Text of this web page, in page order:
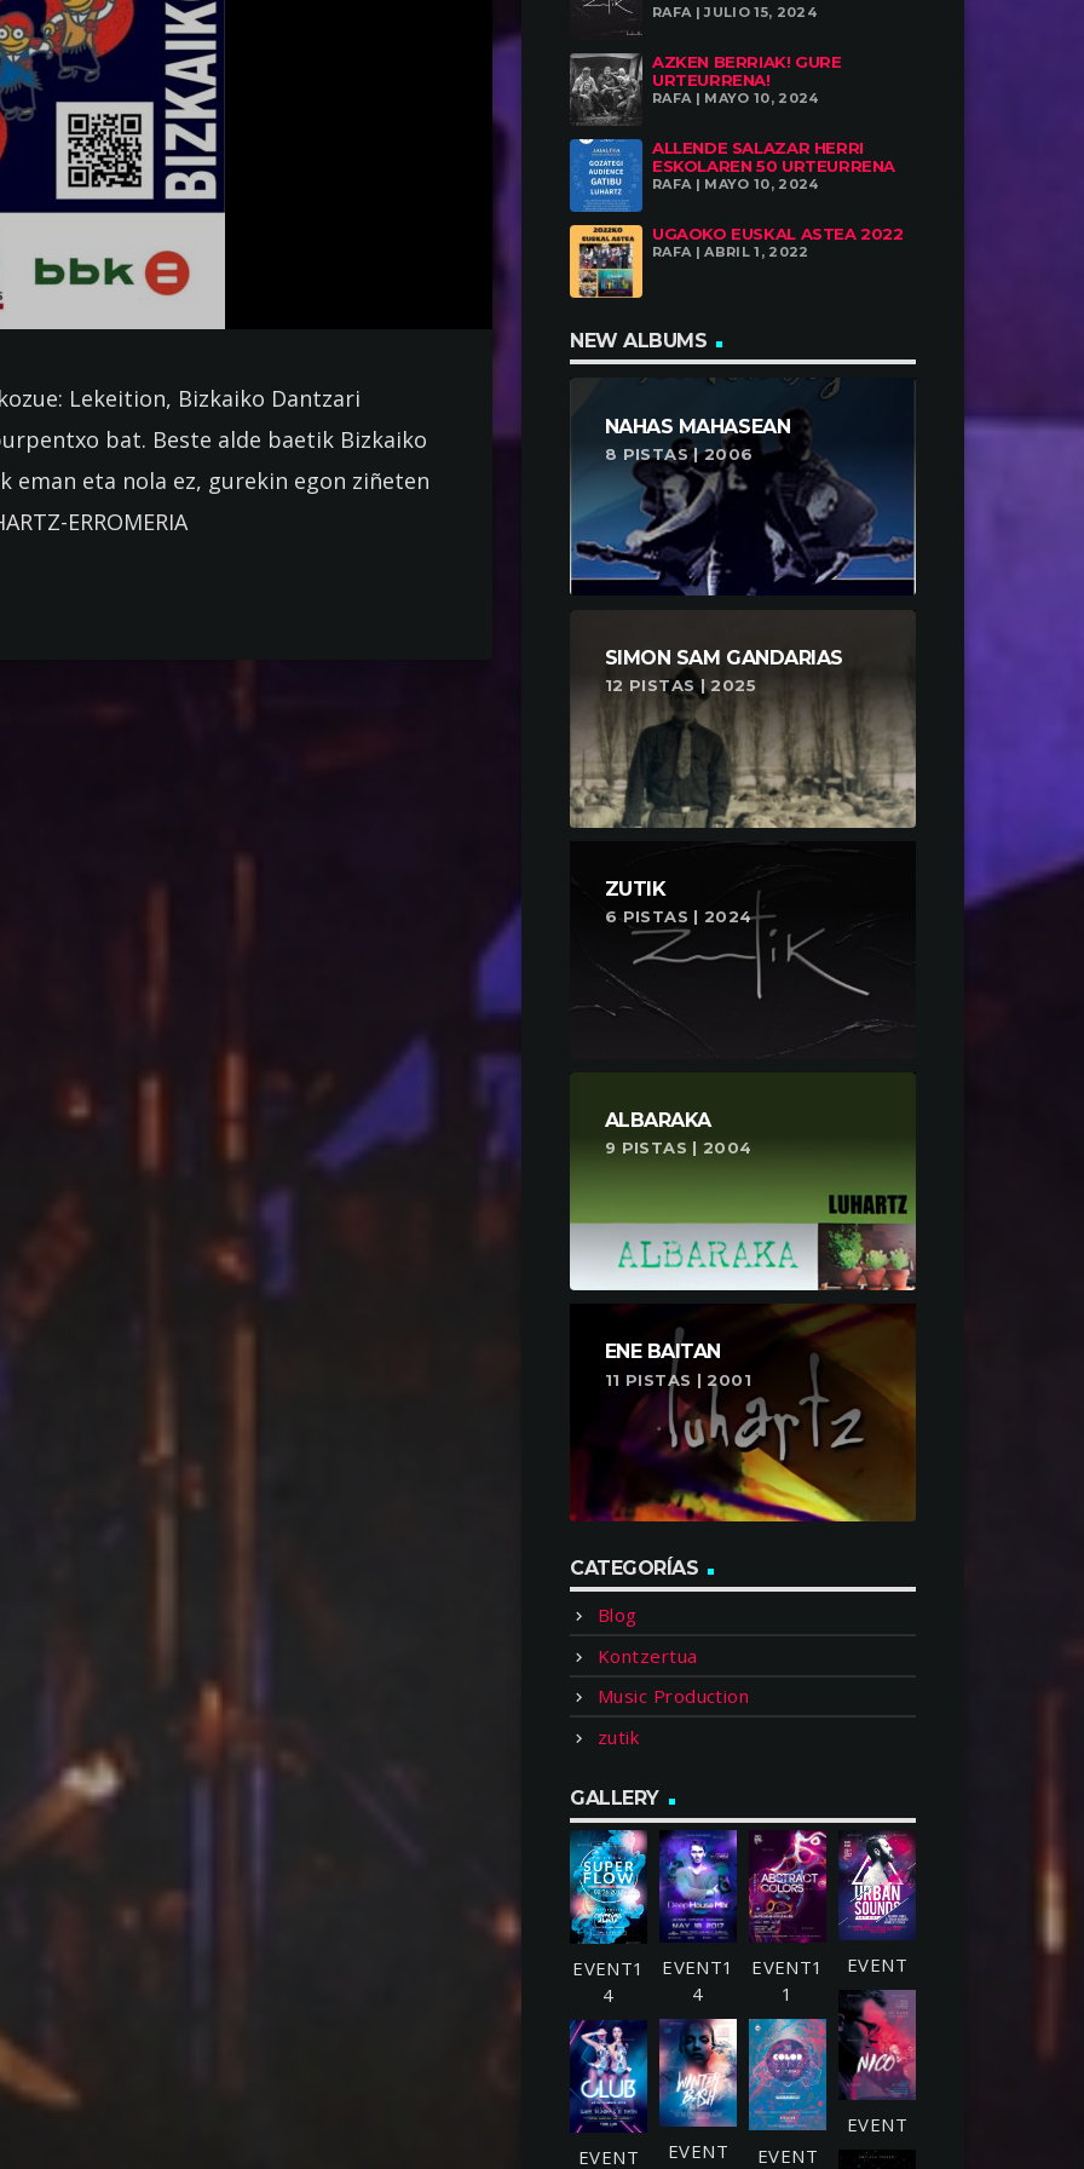
Lekeition, Bizkaiko Dantzari
bat. Beste alde baetik Bizkaiko
eman eta nola ez, gurekin egon ziñeten
ERROMERIA
RAFA | JULIO 15, 2024
AZKEN BERRIAK! GURE
URTEURRENA!
RAFA | MAYO 10, 2024
ALLENDE SALAZAR HERRI
ESKOLAREN 50 URTEURRENA
RAFA | MAYO 10, 2024
UGAOKO EUSKAL ASTEA 2022
RAFA | ABRIL 1, 2022
NEW ALBUMS
NAHAS MAHASEAN
8 PISTAS | 2006
SIMON SAM GANDARIAS
12 PISTAS | 2025
ZUTIK
6 PISTAS | 2024
ALBARAKA
9 PISTAS | 2004
ENE BAITAN
11 PISTAS | 2001
CATEGORÍAS
Blog
Kontzertua
Music Production
zutik
GALLERY
EVENT1
EVENT1
EVENT1